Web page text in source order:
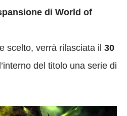
di World of
scelto, verrà rilasciata il 30
del titolo una serie di